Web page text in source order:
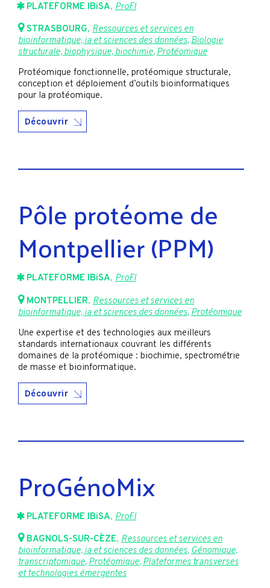
PLATEFORME IBiSA, ProFI
STRASBOURG, Ressources et services en
bioinformatique, ia et sciences des données, Biologie
structurale, biophysique, biochimie, Protéomique
Protéomique fonctionnelle, protéomique structurale,
conception et déploiement d’outils bioinformatiques
pour la protéomique.
Découvrir
Pôle protéome de
Montpellier (PPM)
PLATEFORME IBiSA, ProFI
MONTPELLIER, Ressources et services en
bioinformatique, ia et sciences des données, Protéomique
Une expertise et des technologies aux meilleurs
standards internationaux couvrant les différents
domaines de la protéomique : biochimie, spectrométrie
de masse et bioinformatique.
Découvrir
ProGénoMix
PLATEFORME IBiSA, ProFI
BAGNOLS-SUR-CÈZE, Ressources et services en
bioinformatique, ia et sciences des données,Génomique,
transcriptomique,Protéomique,Plateformes transverses
et technologies émergentes